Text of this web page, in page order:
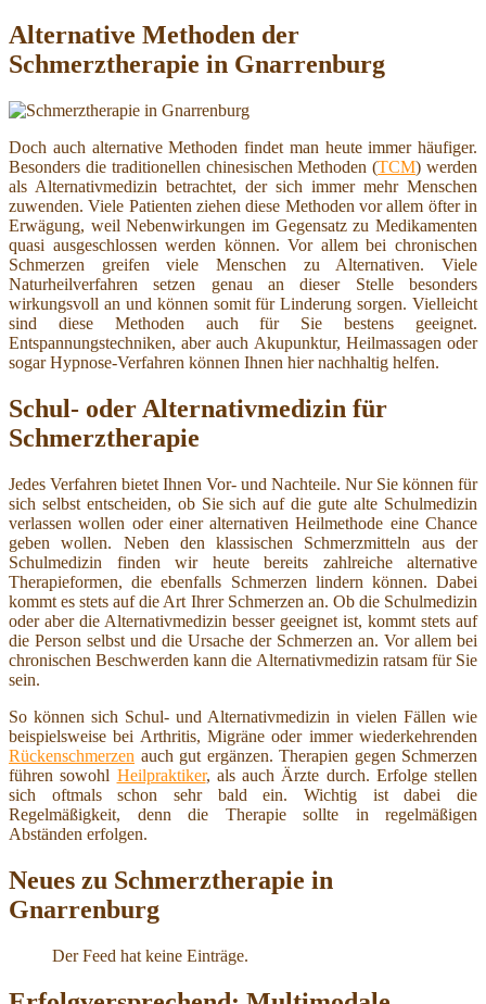
Alternative Methoden der
Schmerztherapie in Gnarrenburg
Doch auch alternative Methoden findet man heute immer häufiger.
Besonders die traditionellen chinesischen Methoden (TCM) werden
als Alternativmedizin betrachtet, der sich immer mehr Menschen
zuwenden. Viele Patienten ziehen diese Methoden vor allem öfter in
Erwägung, weil Nebenwirkungen im Gegensatz zu Medikamenten
quasi ausgeschlossen werden können. Vor allem bei chronischen
Schmerzen greifen viele Menschen zu Alternativen. Viele
Naturheilverfahren setzen genau an dieser Stelle besonders
wirkungsvoll an und können somit für Linderung sorgen. Vielleicht
sind diese Methoden auch für Sie bestens geeignet.
Entspannungstechniken, aber auch Akupunktur, Heilmassagen oder
sogar Hypnose-Verfahren können Ihnen hier nachhaltig helfen.
Schul- oder Alternativmedizin für
Schmerztherapie
Jedes Verfahren bietet Ihnen Vor- und Nachteile. Nur Sie können für
sich selbst entscheiden, ob Sie sich auf die gute alte Schulmedizin
verlassen wollen oder einer alternativen Heilmethode eine Chance
geben wollen. Neben den klassischen Schmerzmitteln aus der
Schulmedizin finden wir heute bereits zahlreiche alternative
Therapieformen, die ebenfalls Schmerzen lindern können. Dabei
kommt es stets auf die Art Ihrer Schmerzen an. Ob die Schulmedizin
oder aber die Alternativmedizin besser geeignet ist, kommt stets auf
die Person selbst und die Ursache der Schmerzen an. Vor allem bei
chronischen Beschwerden kann die Alternativmedizin ratsam für Sie
sein.
So können sich Schul- und Alternativmedizin in vielen Fällen wie
beispielsweise bei Arthritis, Migräne oder immer wiederkehrenden
Rückenschmerzen auch gut ergänzen. Therapien gegen Schmerzen
führen sowohl Heilpraktiker, als auch Ärzte durch. Erfolge stellen
sich oftmals schon sehr bald ein. Wichtig ist dabei die
Regelmäßigkeit, denn die Therapie sollte in regelmäßigen
Abständen erfolgen.
Neues zu Schmerztherapie in
Gnarrenburg
Der Feed hat keine Einträge.